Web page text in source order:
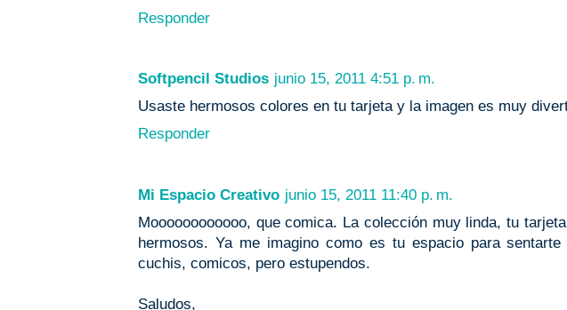
Responder
Softpencil Studios junio 15, 2011 4:51 p. m.
Usaste hermosos colores en tu tarjeta y la imagen es muy
Responder
Mi Espacio Creativo junio 15, 2011 11:40 p. m.
Moooooooooooo, que comica. La colección muy linda, tu
hermosos. Ya me imagino como es tu espacio para
cuchis, comicos, pero estupendos.
Saludos,